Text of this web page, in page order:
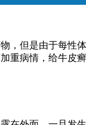
但是由于每性
重病情，给牛皮癣